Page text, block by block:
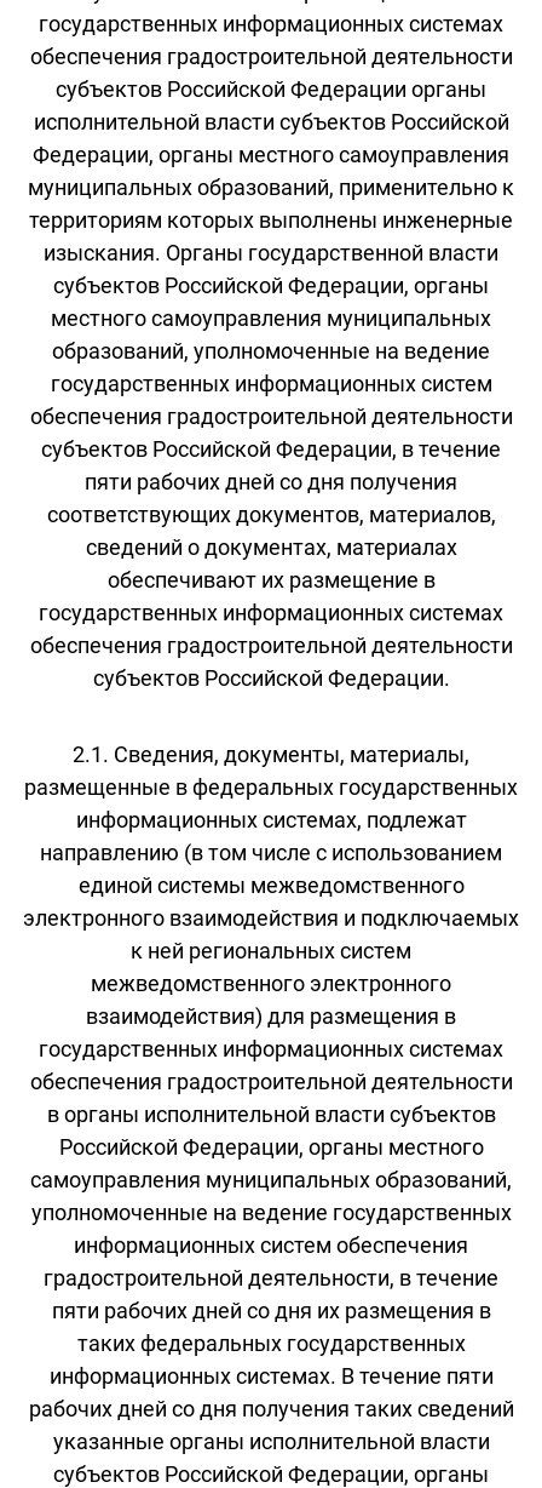
государственных информационных системах
обеспечения градостроительной деятельности
субъектов Российской Федерации органы
исполнительной власти субъектов Российской
Федерации, органы местного самоуправления
муниципальных образований, применительно к
территориям которых выполнены инженерные
изыскания. Органы государственной власти
субъектов Российской Федерации, органы
местного самоуправления муниципальных
образований, уполномоченные на ведение
государственных информационных систем
обеспечения градостроительной деятельности
субъектов Российской Федерации, в течение
пяти рабочих дней со дня получения
соответствующих документов, материалов,
сведений о документах, материалах
обеспечивают их размещение в
государственных информационных системах
обеспечения градостроительной деятельности
субъектов Российской Федерации.
2.1. Сведения, документы, материалы,
размещенные в федеральных государственных
информационных системах, подлежат
направлению (в том числе с использованием
единой системы межведомственного
электронного взаимодействия и подключаемых
к ней региональных систем
межведомственного электронного
взаимодействия) для размещения в
государственных информационных системах
обеспечения градостроительной деятельности
в органы исполнительной власти субъектов
Российской Федерации, органы местного
самоуправления муниципальных образований,
уполномоченные на ведение государственных
информационных систем обеспечения
градостроительной деятельности, в течение
пяти рабочих дней со дня их размещения в
таких федеральных государственных
информационных системах. В течение пяти
рабочих дней со дня получения таких сведений
указанные органы исполнительной власти
субъектов Российской Федерации, органы